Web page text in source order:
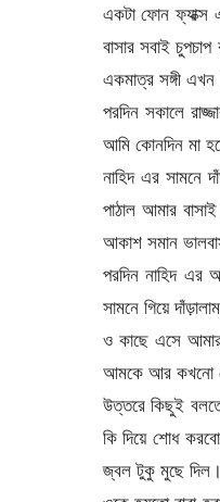
একটা ফোন ফ্যাক্স
বাসার সবাই
একমাত্র সঙ্গী
পরদিন সকালে
আমি কোনদিন মা
নাহিদ এর সামনে
পাঠাল আমার
আকাশ সমান
পরদিন নাহিদ এর
সামনে গিয়ে
ও কাছে এসে
আমকে আর কখনো
উত্তরে কিছুই
কি দিয়ে শোধ
জ্বল টুকু মুছে দিল।